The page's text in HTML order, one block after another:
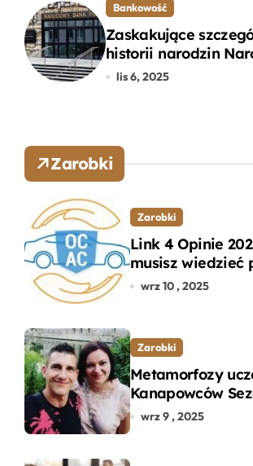
Bankowość
Zaskakujące
historii narodzin
Banku Polskiego, o
lis 6, 2025
Zarobki
Zarobki
Link 4 Opinie
musisz wiedzieć
wyborem
wrz 10 , 2025
Zarobki
Metamorfozy
Kanapowców
naprawdę
wrz 9 , 2025